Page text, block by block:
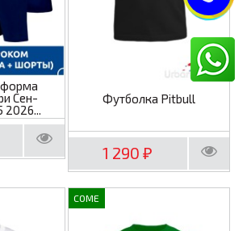
Сен-
Футболка Pitbull
1 290₽
COME